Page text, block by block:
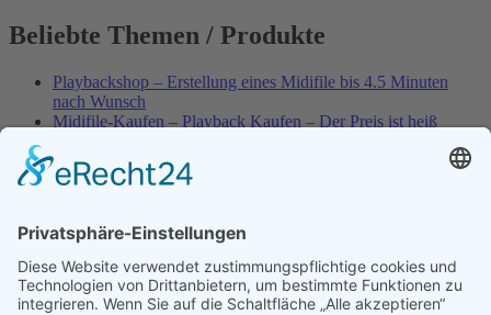
Beliebte Themen / Produkte
Playbackshop – Erstellung eines Midifile bis 4.5 Minuten
nach Wunsch
Midifile-Kaufen – Playback Kaufen – Der Preis ist heiß
Best of Karaoke – Roy Black – Playbacks – Absolute Rarität
World-of-Karaoke – Midifiles kaufen – Ich baue Dein
Playbackshop – Erstellung eines Wunschmidifile bis 3.5
Minuten
10 Spanische All-TIME Sommerhits als Karaoke-Playbacks –
Absolute Klassiker